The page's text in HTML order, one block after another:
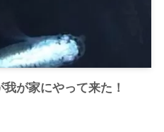
が家にやって来た！